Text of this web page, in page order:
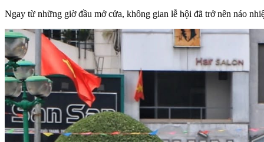
Ngay từ những giờ đầu mở cửa, không gian lễ hội đã trở nên náo